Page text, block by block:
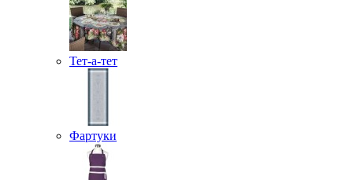
Тет-а-тет
Фартуки